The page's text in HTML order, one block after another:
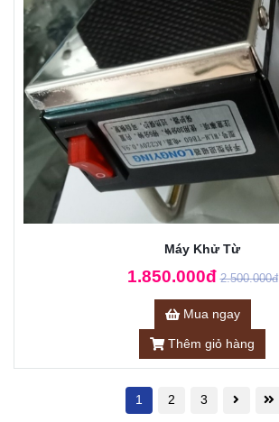
Máy Khử Từ
1.850.000đ 2.500.000đ
Mua ngay
Thêm giỏ hàng
1 2 3